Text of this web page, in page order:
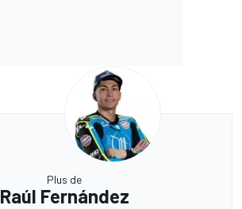
Plus de
Raúl Fernández